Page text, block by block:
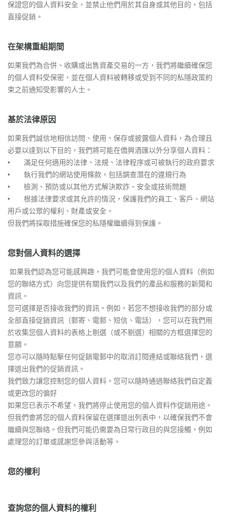
保證您的個人資料安全，並禁止他們用於其自身或其他目的，包括
直接促銷。
在架構重組期間
如果我們為合併、收購或出售資產交易的一方，我們將繼續確保您
的個人資料受保密，並在個人資料被轉移或受到不同的私隱政策約
束之前通知受影響的人士。
基於法律原因
如果我們誠信地相信訪問、使用、保存或披露個人資料，為合理且
必要以達到以下目的，我們將可能在僑興酒匯以外分享個人資料：
•
滿足任何適用的法律、法規、法律程序或可被執行的政府要求
•
執行我們的網站使用條款，包括調查潛在的違規行為
•
檢測、預防或以其他方式解決欺詐、安全或技術問題
•
根據法律要求或其允許的情況，保護我們的員工、客戶、網站
用戶或公眾的權利、財產或安全。
但我們將採取措施確保您的私隱權繼續得到保護。
您對個人資料的選擇
如果我們認為您可能感興趣，我們可能會使用您的個人資料（例如
您的聯絡方式）向您提供有關我們以及我們的產品和服務的新聞和
資訊。
您可選擇是否接收我們的資訊。例如，若您不想接收我們的部分或
全部直接促銷資訊（郵寄、電郵、短信、電話），您可以在我們用
於收集您個人資料的表格上剔選（或不剔選）相關的方框選擇您的
意願。
您亦可以隨時點擊任何促銷電郵中的取消訂閱連結或聯絡我們，選
擇退出我們的促銷資訊。
我們致力讓您控制您的個人資料。您可以隨時通過聯絡我們自定義
或更改您的偏好
如果您已表示不希望，我們將停止使用您的個人資料作促銷用途。
但我們會將您的個人資料保留在選擇退出列表中，以確保我們不會
繼續與您聯絡。但我們可能仍需要為日常行政目的與您接觸，例如
處理您的訂單或感謝您參與活動等。
您的權利
查詢您的個人資料的權利